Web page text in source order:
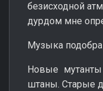
безисходной
дурдом мне
Музыка
Новые
штаны. Старые